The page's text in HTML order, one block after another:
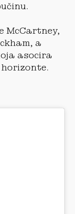
McCartney,
a
asocira